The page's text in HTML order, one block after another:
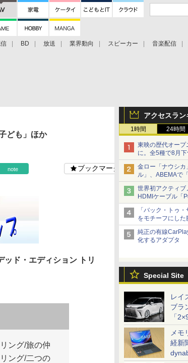
BD 放送 業界動向 スピーカー
音楽配信
アクセスラン
1時間 24時間
東映の歴代オープ
に。全5種で8月
金ロー「ナウシカ
ル」、ABEMAで
など。夏の特番・
世界初アクティブ
HDMIケーブル「
から
「バック・トゥ
をモチーフにし
純正の有線
化するアダプタ
Special Site
レイ
ブラ
「
メモ
経新
ども」ほか
note ブックマーク
ッド・エディション トリ
ング/旅の仲
ング/二つの